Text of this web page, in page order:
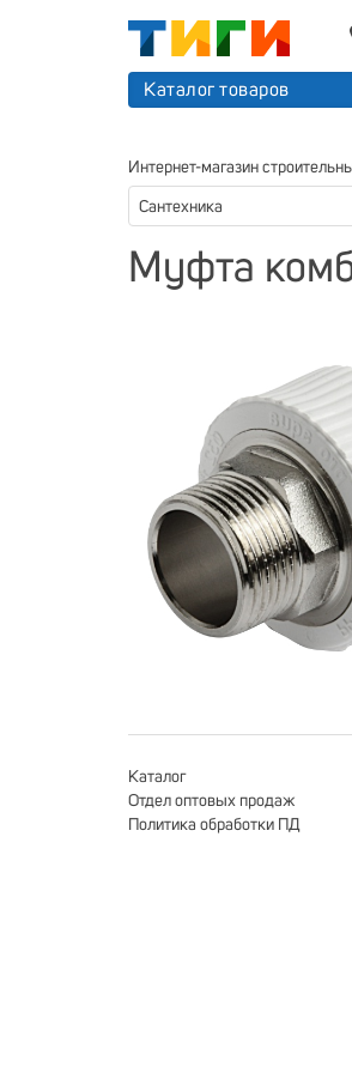
Каталог товаров
Интернет-магазин
Сантехника
Муфта
Каталог
Отдел оптовых продаж
Политика обработки ПД